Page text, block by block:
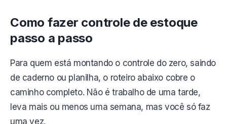
Como fazer controle de estoque
passo a passo
Para quem está montando o controle do zero, saindo
de caderno ou planilha, o roteiro abaixo cobre o
caminho completo. Não é trabalho de uma tarde,
leva mais ou menos uma semana, mas você só faz
uma vez.